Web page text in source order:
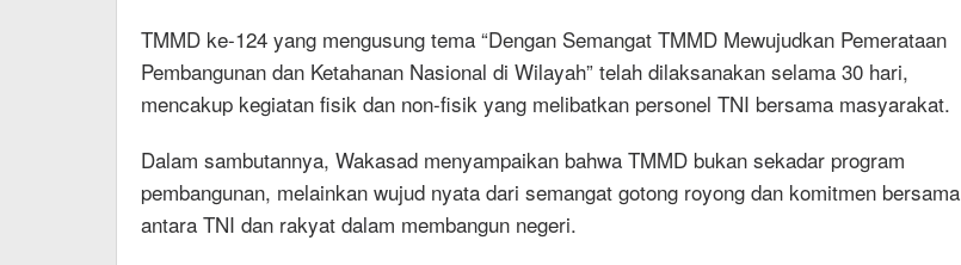
TMMD ke-124 yang mengusung tema “Dengan Semangat TMMD Mewujudkan Pemerataan
Pembangunan dan Ketahanan Nasional di Wilayah” telah dilaksanakan selama 30 hari,
mencakup kegiatan fisik dan non-fisik yang melibatkan personel TNI bersama masyarakat.
Dalam sambutannya, Wakasad menyampaikan bahwa TMMD bukan sekadar program
pembangunan, melainkan wujud nyata dari semangat gotong royong dan komitmen bersama
antara TNI dan rakyat dalam membangun negeri.